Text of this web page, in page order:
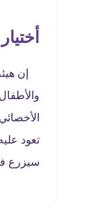
تعود
سيزرع